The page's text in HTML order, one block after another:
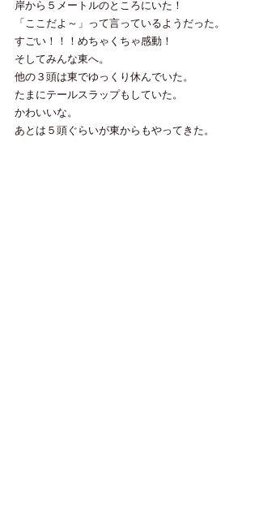
岸から５メートルのところにいた！
「ここだよ～」って言っているようだった。
すごい！！！めちゃくちゃ感動！
そしてみんな東へ。
他の３頭は東でゆっくり休んでいた。
たまにテールスラップもしていた。
かわいいな。
あとは５頭ぐらいが東からもやってきた。